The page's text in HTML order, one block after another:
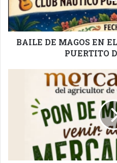
NÁUTICO
DE
EL
PUERTITO
BAILE DE MAGOS EN
PUERTITO